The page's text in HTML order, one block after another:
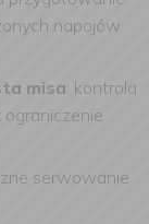
napojów
misa: kontrola
ograniczenie
serwowanie